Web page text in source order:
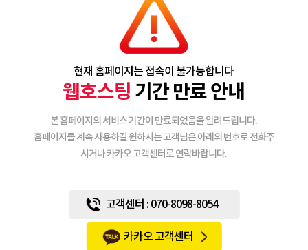
현재 홈페이지는 접속이 불가능합니다
웹호스팅 기간 만료 안내
본 홈페이지의 서비스 기간이 만료되었음을 알려드립니다.
홈페이지를 계속 사용하길 원하시는 고객님은 아래의 번호로 전화주
시거나 카카오 고객센터로 연락바랍니다.
고객센터 : 070-8098-8054
카카오 고객센터